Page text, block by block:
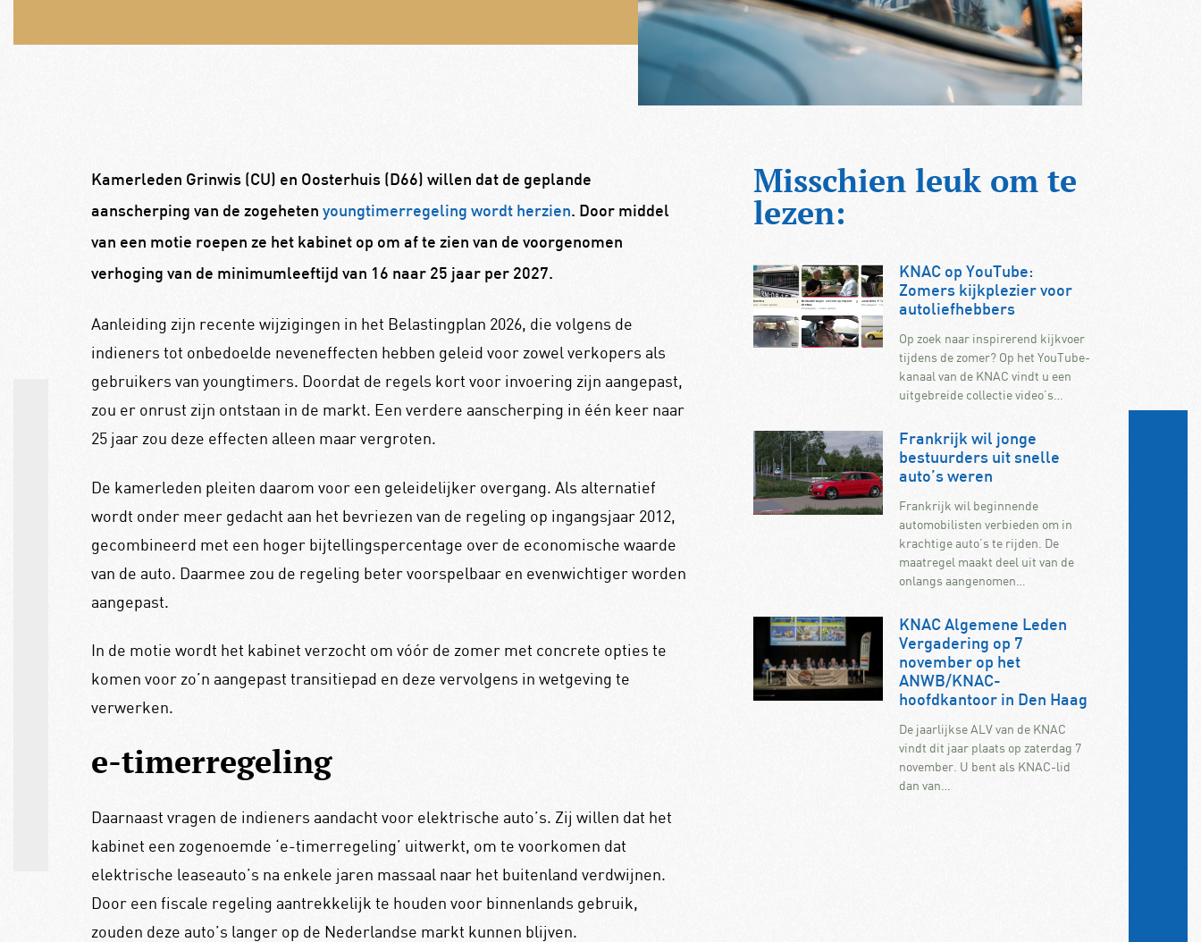
Kamerleden Grinwis (CU) en Oosterhuis (D66) willen dat de geplande
aanscherping van de zogeheten youngtimerregeling wordt herzien. Door middel
van een motie roepen ze het kabinet op om af te zien van de voorgenomen
verhoging van de minimumleeftijd van 16 naar 25 jaar per 2027.
Aanleiding zijn recente wijzigingen in het Belastingplan 2026, die volgens de
indieners tot onbedoelde neveneffecten hebben geleid voor zowel verkopers als
gebruikers van youngtimers. Doordat de regels kort voor invoering zijn aangepast,
zou er onrust zijn ontstaan in de markt. Een verdere aanscherping in één keer naar
25 jaar zou deze effecten alleen maar vergroten.
De kamerleden pleiten daarom voor een geleidelijker overgang. Als alternatief
wordt onder meer gedacht aan het bevriezen van de regeling op ingangsjaar 2012,
gecombineerd met een hoger bijtellingspercentage over de economische waarde
van de auto. Daarmee zou de regeling beter voorspelbaar en evenwichtiger worden
aangepast.
In de motie wordt het kabinet verzocht om vóór de zomer met concrete opties te
komen voor zo’n aangepast transitiepad en deze vervolgens in wetgeving te
verwerken.
e-timerregeling
Daarnaast vragen de indieners aandacht voor elektrische auto’s. Zij willen dat het
kabinet een zogenoemde ‘e-timerregeling’ uitwerkt, om te voorkomen dat
elektrische leaseauto’s na enkele jaren massaal naar het buitenland verdwijnen.
Door een fiscale regeling aantrekkelijk te houden voor binnenlands gebruik,
zouden deze auto’s langer op de Nederlandse markt kunnen blijven.
Misschien leuk om te
lezen:
KNAC op YouTube:
Zomers kijkplezier voor
autoliefhebbers
Op zoek naar inspirerend kijkvoer
tijdens de zomer? Op het YouTube-
kanaal van de KNAC vindt u een
uitgebreide collectie video’s…
Frankrijk wil jonge
bestuurders uit snelle
auto’s weren
Frankrijk wil beginnende
automobilisten verbieden om in
krachtige auto’s te rijden. De
maatregel maakt deel uit van de
onlangs aangenomen…
KNAC Algemene Leden
Vergadering op 7
november op het
ANWB/KNAC-
hoofdkantoor in Den Haag
De jaarlijkse ALV van de KNAC
vindt dit jaar plaats op zaterdag 7
november. U bent als KNAC-lid
dan van…